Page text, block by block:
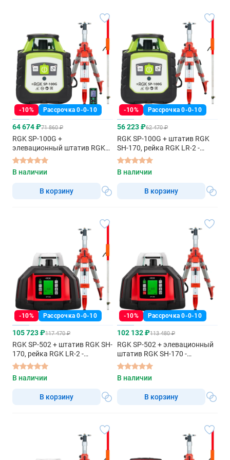
-10% Рассрочка 0-0-10
64 674 ₽71 860 ₽
RGK SP-100G +
элевационный штатив RGK
SH-170 + рейка RGK LR-2 +
дальномер RGK DL100G -
ротационный нивелир с
В наличии
В корзину
-10% Рассрочка 0-0-10
56 223 ₽62 470 ₽
RGK SP-100G + штатив RGK
SH-170, рейка RGK LR-2 -
ротационный нивелир с
зелёным лучом
В наличии
В корзину
-10% Рассрочка 0-0-10
105 723 ₽117 470 ₽
RGK SP-502 + штатив RGK SH-
170, рейка RGK LR-2 -
ротационный нивелир с
красным лучом
В наличии
В корзину
-10% Рассрочка 0-0-10
102 132 ₽113 480 ₽
RGK SP-502 + элевационный
штатив RGK SH-170 -
ротационный нивелир с
красным лучом
В наличии
В корзину